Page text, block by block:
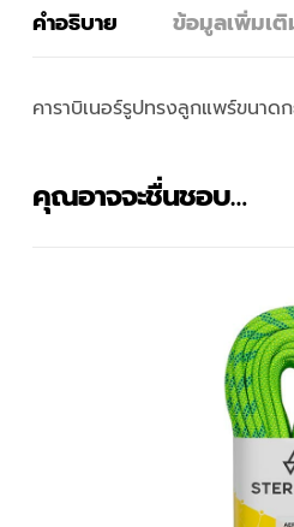
คำอธิบาย ข้อมูลเพิ่มเ
คาราบิเนอร์รูปทรงลูกแพร์ขนา
คุณอาจจะชื่นชอบ…